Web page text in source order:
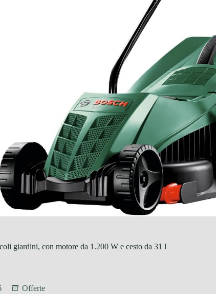
giardini, con motore da 1.200 W e cesto da 31 l
Offerte